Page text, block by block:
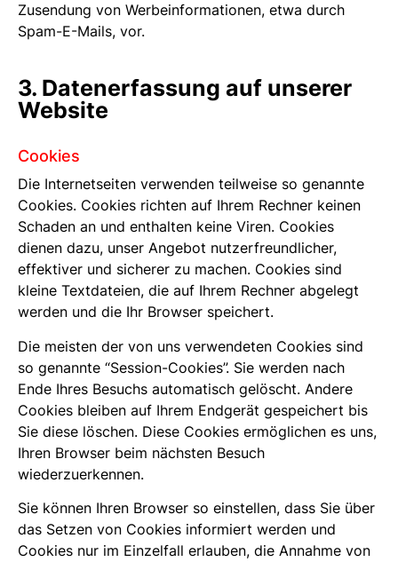
Zusendung von Werbeinformationen, etwa durch
Spam-E-Mails, vor.
3. Datenerfassung auf unserer
Website
Cookies
Die Internetseiten verwenden teilweise so genannte
Cookies. Cookies richten auf Ihrem Rechner keinen
Schaden an und enthalten keine Viren. Cookies
dienen dazu, unser Angebot nutzerfreundlicher,
effektiver und sicherer zu machen. Cookies sind
kleine Textdateien, die auf Ihrem Rechner abgelegt
werden und die Ihr Browser speichert.
Die meisten der von uns verwendeten Cookies sind
so genannte “Session-Cookies”. Sie werden nach
Ende Ihres Besuchs automatisch gelöscht. Andere
Cookies bleiben auf Ihrem Endgerät gespeichert bis
Sie diese löschen. Diese Cookies ermöglichen es uns,
Ihren Browser beim nächsten Besuch
wiederzuerkennen.
Sie können Ihren Browser so einstellen, dass Sie über
das Setzen von Cookies informiert werden und
Cookies nur im Einzelfall erlauben, die Annahme von